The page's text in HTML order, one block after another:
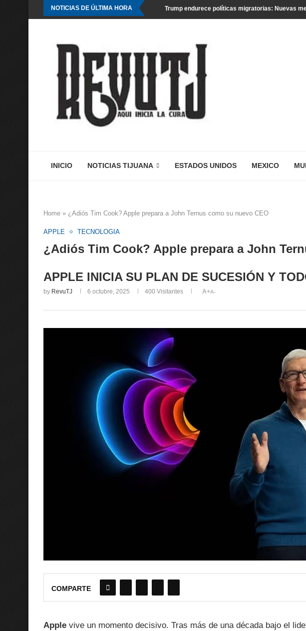
NOTICIAS DE ÚLTIMA HORA Trump endurece políticas migratorias: Nuevas
INICIO NOTICIAS TIJUANA ESTADOS UNIDOS MEXICO
Home » ¿Adiós Tim Cook? Apple prepara a John Ternus como su nuevo CEO
APPLE TECNOLOGIA
¿Adiós Tim Cook? Apple prepara a John
APPLE INICIA SU PLAN DE SUCESIÓN Y
by RevuTJ 6 octubre, 2025 400 Visitantes A+A-
COMPARTE
Apple vive un momento decisivo. Tras más de una década bajo el